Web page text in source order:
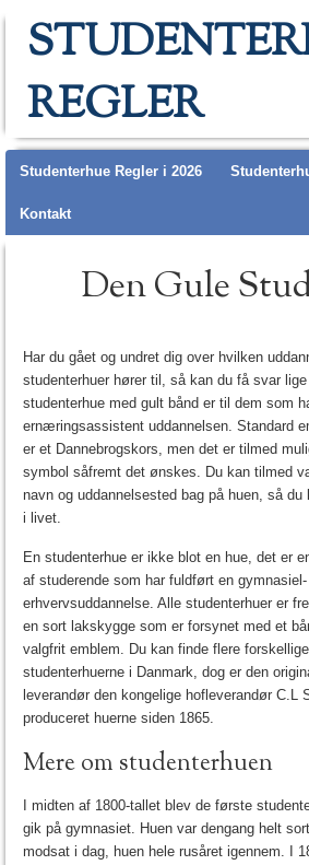
REGLER
Main menu
Studenterhue Regler i 2026
Kontakt
Den Gule
Har du gået og undret dig over hvilken
studenterhuer hører til, så kan du få svar
studenterhue med gult bånd er til dem som
ernæringsassistent uddannelsen. Standard
er et Dannebrogskors, men det er tilmed
symbol såfremt det ønskes. Du kan tilmed
navn og uddannelsested bag på huen, så
i livet.
En studenterhue er ikke blot en hue, det er
af studerende som har fuldført en
erhvervsuddannelse. Alle studenterhuer er
en sort lakskygge som er forsynet med et
valgfrit emblem. Du kan finde flere
studenterhuerne i Danmark, dog er den
leverandør den kongelige hofleverandør C.L
produceret huerne siden 1865.
Mere om studenterhuen
I midten af 1800-tallet blev de første
gik på gymnasiet. Huen var dengang helt
modsat i dag, huen hele rusåret igennem. I